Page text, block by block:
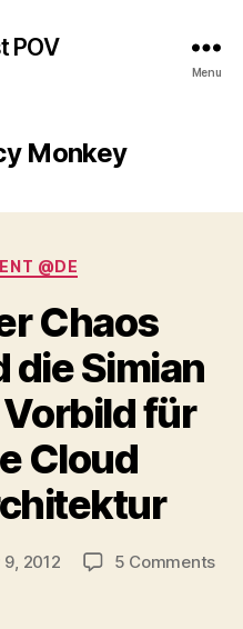
POV
Menu
Monkey
@DE
Chaos
die Simian
Vorbild für
Cloud
2012 5 Commentson